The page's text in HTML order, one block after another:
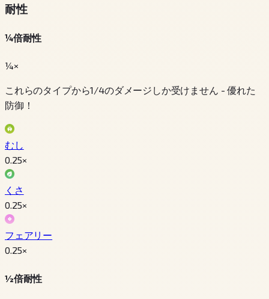
耐性
¼倍耐性
¼×
これらのタイプから1/4のダメージしか受けません - 優れた
防御！
むし
0.25×
くさ
0.25×
フェアリー
0.25×
½倍耐性